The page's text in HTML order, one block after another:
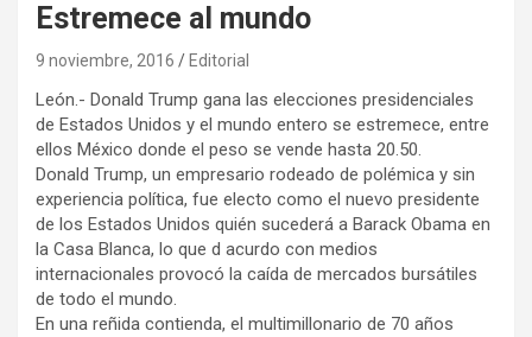
Estremece al mundo
9 noviembre, 2016 Editorial
León.- Donald Trump gana las elecciones presidenciales
de Estados Unidos y el mundo entero se estremece, entre
ellos México donde el peso se vende hasta 20.50.
Donald Trump, un empresario rodeado de polémica y sin
experiencia política, fue electo como el nuevo presidente
de los Estados Unidos quién sucederá a Barack Obama en
la Casa Blanca, lo que d acurdo con medios
internacionales provocó la caída de mercados bursátiles
de todo el mundo.
En una reñida contienda, el multimillonario de 70 años